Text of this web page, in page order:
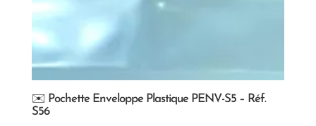
✉️ Pochette Enveloppe Plastique PENV-S5 – Réf.
S56